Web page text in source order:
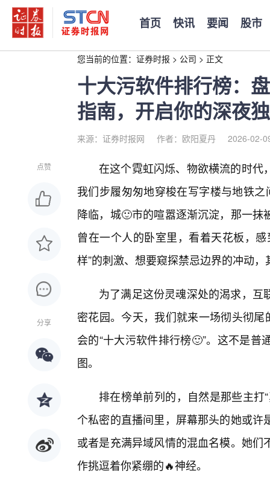
首页 快讯 要闻 股市
您当前的位置： 证券时报 > 公司 > 正文
十大污软件排行榜：
指南，开启你的深夜
来源：证券时报网 作者：欧阳夏丹 2026-02-
点赞
分享
在这个霓虹闪烁、物欲横流的时代
我们步履匆匆地穿梭在写字楼与地铁
降临，城🙂市的喧嚣逐渐沉淀，那一
曾在一个人的卧室里，看着天花板，
样”的刺激、想要窥探禁忌边界的冲动
为了满足这份灵魂深处的渴求，
密花园。今天，我们就来一场彻头彻
会的“十大污软件排行榜🙂”。这不是
图。
排在榜单前列的，自然是那些主打
个私密的直播间里，屏幕那头的她或
或者是充满异域风情的混血名模。她
作挑逗着你紧绷的🔥神经。